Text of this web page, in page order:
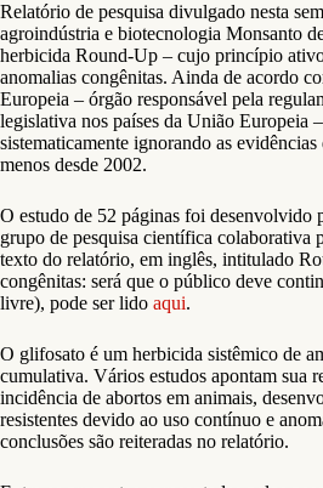
Relatório de pesquisa divulgado nesta
agroindústria e biotecnologia Monsanto
herbicida Round-Up – cujo princípio
anomalias congênitas. Ainda de acordo
Europeia – órgão responsável pela
legislativa nos países da União Europeia
sistematicamente ignorando as
menos desde 2002.
O estudo de 52 páginas foi desenvolvido
grupo de pesquisa científica colaborativa
texto do relatório, em inglês, intitulado
congênitas: será que o público deve
livre), pode ser lido aqui.
O glifosato é um herbicida sistêmico de
cumulativa. Vários estudos apontam sua
incidência de abortos em animais,
resistentes devido ao uso contínuo e
conclusões são reiteradas no relatório.